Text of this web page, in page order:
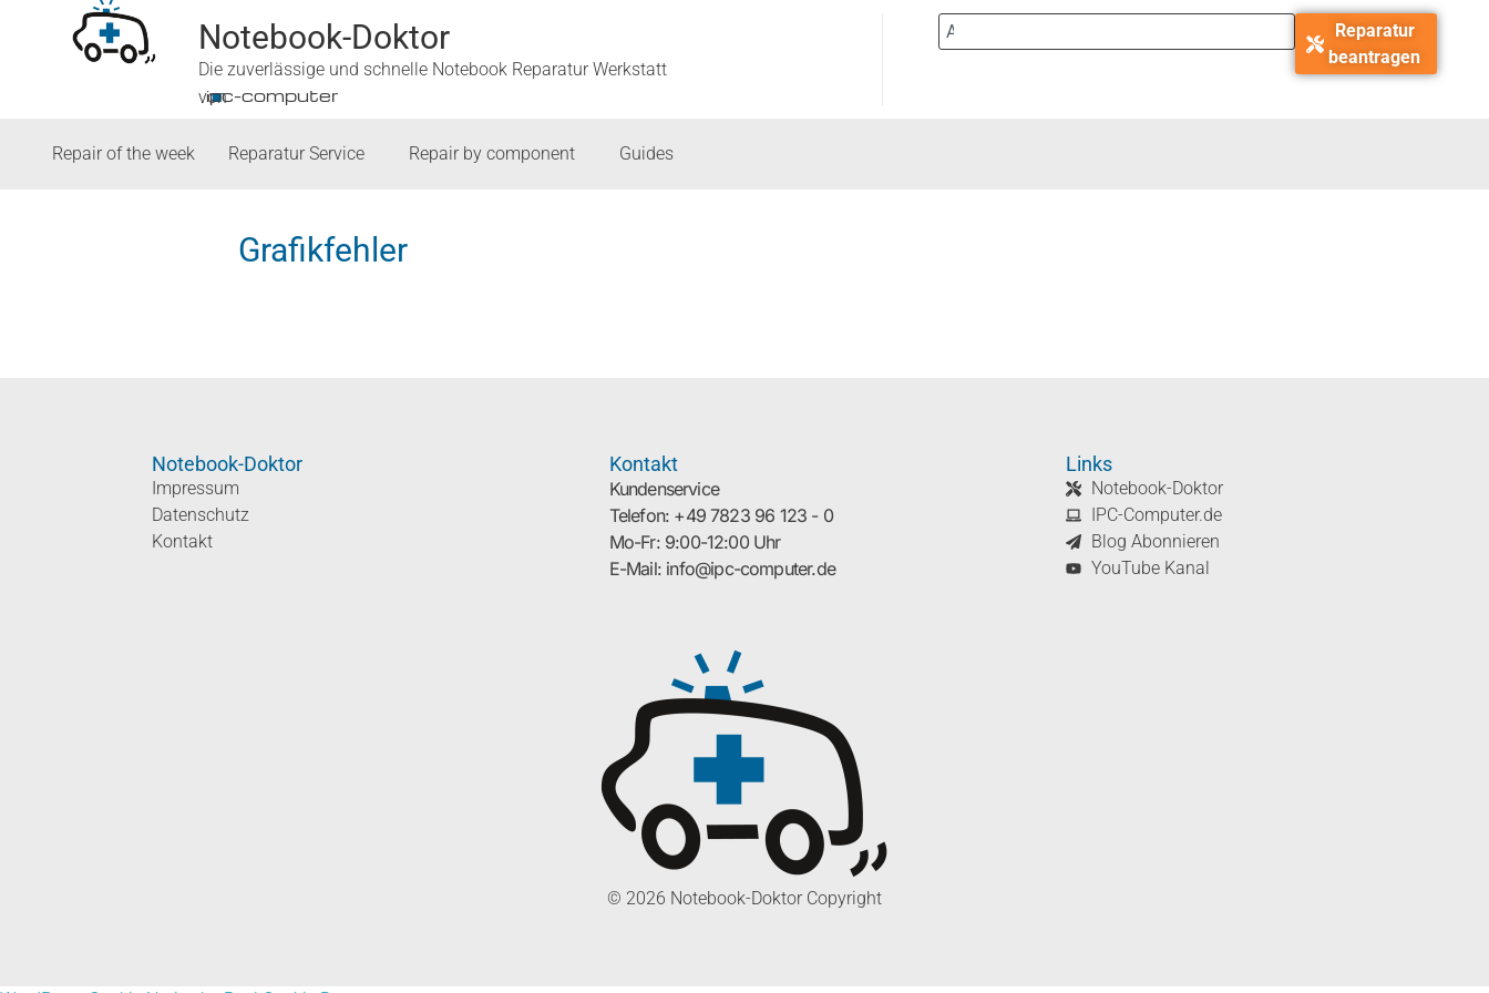
Notebook-Doktor
Die zuverlässige und schnelle Notebook Reparatur Werkstatt
von
■
ipc-computer
Reparatur
beantragen
Repair of the week Reparatur Service Repair by component Guides
Grafikfehler
Notebook-Doktor
Impressum
Datenschutz
Kontakt
Kontakt
Kundenservice
Telefon: +49 7823 96 123 - 0
Mo-Fr: 9:00-12:00 Uhr
E-Mail: info@ipc-computer.de
Links
Notebook-Doktor
IPC-Computer.de
Blog Abonnieren
YouTube Kanal
© 2026 Notebook-Doktor Copyright